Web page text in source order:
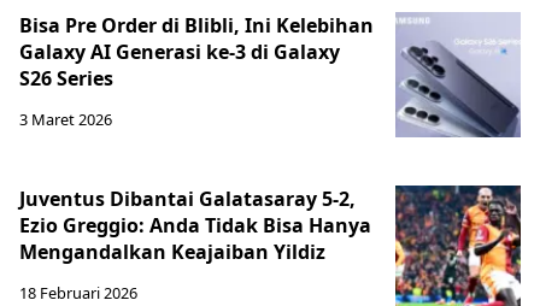
Bisa Pre Order di Blibli, Ini Kelebihan
Galaxy AI Generasi ke-3 di Galaxy
S26 Series
3 Maret 2026
Juventus Dibantai Galatasaray 5-2,
Ezio Greggio: Anda Tidak Bisa Hanya
Mengandalkan Keajaiban Yildiz
18 Februari 2026